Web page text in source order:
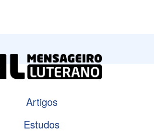
Artigos
Estudos